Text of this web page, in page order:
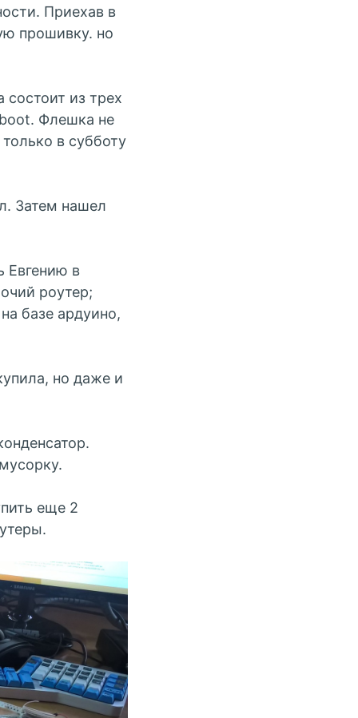
Приехав в
прошивку. но
состоит из трех
Флешка не
в субботу
Затем нашел
Евгению в
роутер;
базе ардуино,
но даже и
еще 2